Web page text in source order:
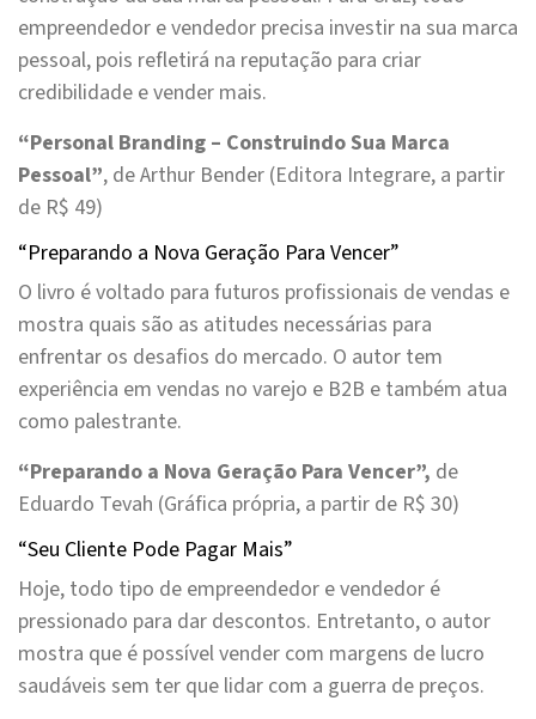
empreendedor e vendedor precisa investir na sua marca
pessoal, pois refletirá na reputação para criar
credibilidade e vender mais.
“Personal Branding – Construindo Sua Marca
Pessoal”, de Arthur Bender (Editora Integrare, a partir
de R$ 49)
“Preparando a Nova Geração Para Vencer”
O livro é voltado para futuros profissionais de vendas e
mostra quais são as atitudes necessárias para
enfrentar os desafios do mercado. O autor tem
experiência em vendas no varejo e B2B e também atua
como palestrante.
“Preparando a Nova Geração Para Vencer”, de
Eduardo Tevah (Gráfica própria, a partir de R$ 30)
“Seu Cliente Pode Pagar Mais”
Hoje, todo tipo de empreendedor e vendedor é
pressionado para dar descontos. Entretanto, o autor
mostra que é possível vender com margens de lucro
saudáveis sem ter que lidar com a guerra de preços.